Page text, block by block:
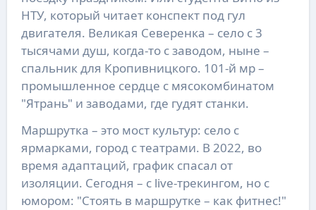
НТУ, который читает конспект под гул
двигателя. Великая Северенка – село с 3
тысячами душ, когда-то с заводом, ныне –
спальник для Кропивницкого. 101-й мр –
промышленное сердце с мясокомбинатом
"Ятрань" и заводами, где гудят станки.
Маршрутка – это мост культур: село с
ярмарками, город с театрами. В 2022, во
время адаптаций, график спасал от
изоляции. Сегодня – с live-трекингом, но с
юмором: "Стоять в маршрутке – как фитнес!"